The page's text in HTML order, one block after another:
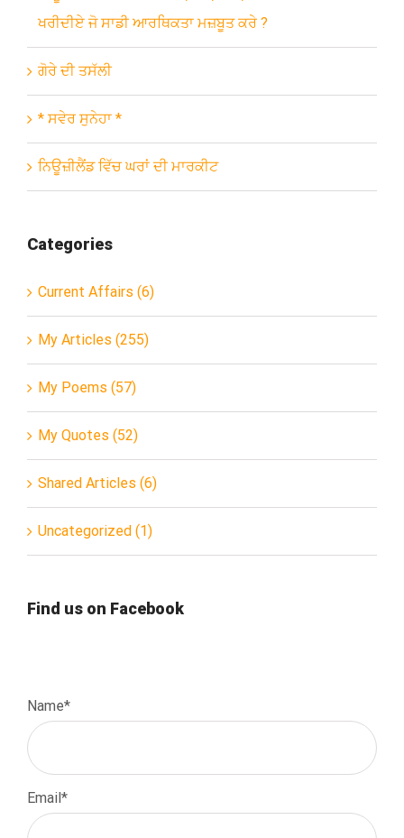
ਖਰੀਦੀਏ ਜੋ ਸਾਡੀ ਆਰਥਿਕਤਾ ਮਜ਼ਬੂਤ ਕਰੇ ?
ਗੋਰੇ ਦੀ ਤਸੱਲੀ
* ਸਵੇਰ ਸੁਨੇਹਾ *
ਨਿਊਜ਼ੀਲੈਂਡ ਵਿੱਚ ਘਰਾਂ ਦੀ ਮਾਰਕੀਟ
Categories
Current Affairs (6)
My Articles (255)
My Poems (57)
My Quotes (52)
Shared Articles (6)
Uncategorized (1)
Find us on Facebook
Name*
Email*